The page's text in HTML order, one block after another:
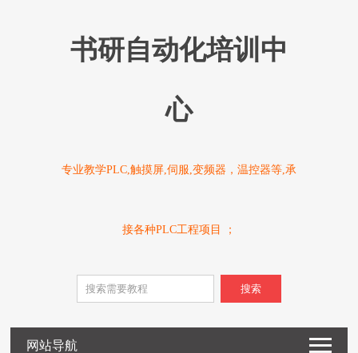
书研自动化培训中
心
专业教学PLC,触摸屏,伺服,变频器，温控器等,承
接各种PLC工程项目 ；
搜索
网站导航